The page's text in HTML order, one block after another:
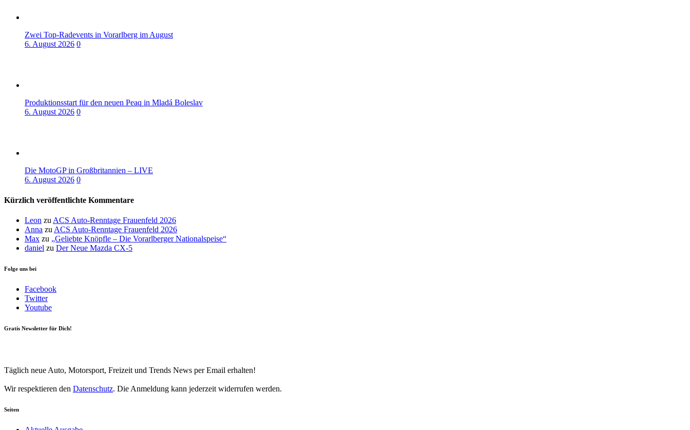
Zwei Top-Radevents in Vorarlberg im August
6. August 2026 0
Produktionsstart für den neuen Peaq in Mladá Boleslav
6. August 2026 0
Die MotoGP in Großbritannien – LIVE
6. August 2026 0
Kürzlich veröffentlichte Kommentare
Leon zu ACS Auto-Renntage Frauenfeld 2026
Anna zu ACS Auto-Renntage Frauenfeld 2026
Max zu „Geliebte Knöpfle – Die Vorarlberger Nationalspeise“
daniel zu Der Neue Mazda CX-5
Folge uns bei
Facebook
Twitter
Youtube
Gratis Newsletter für Dich!
Täglich neue Auto, Motorsport, Freizeit und Trends News per Email erhalten!
Wir respektieren den Datenschutz. Die Anmeldung kann jederzeit widerrufen werden.
Seiten